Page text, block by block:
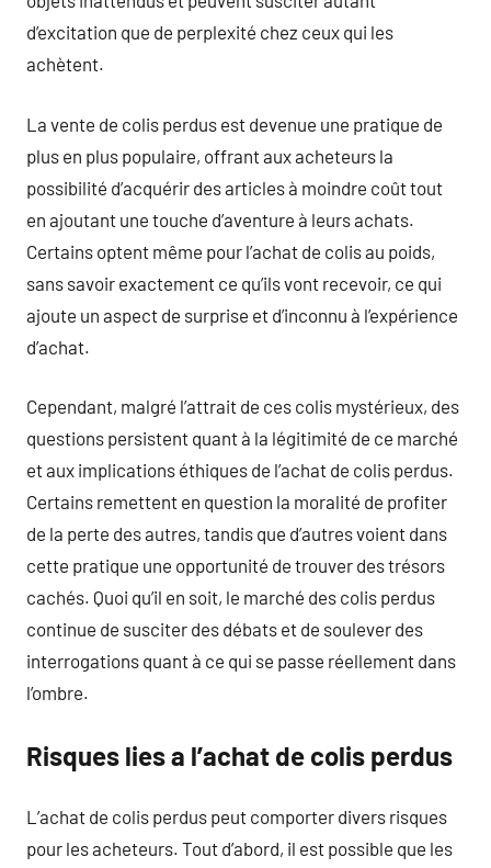
d’excitation que de perplexité chez ceux qui les
achètent.
La vente de colis perdus est devenue une pratique de
plus en plus populaire, offrant aux acheteurs la
possibilité d’acquérir des articles à moindre coût tout
en ajoutant une touche d’aventure à leurs achats.
Certains optent même pour l’achat de colis au poids,
sans savoir exactement ce qu’ils vont recevoir, ce qui
ajoute un aspect de surprise et d’inconnu à l’expérience
d’achat.
Cependant, malgré l’attrait de ces colis mystérieux, des
questions persistent quant à la légitimité de ce marché
et aux implications éthiques de l’achat de colis perdus.
Certains remettent en question la moralité de profiter
de la perte des autres, tandis que d’autres voient dans
cette pratique une opportunité de trouver des trésors
cachés. Quoi qu’il en soit, le marché des colis perdus
continue de susciter des débats et de soulever des
interrogations quant à ce qui se passe réellement dans
l’ombre.
Risques lies a l’achat de colis perdus
L’achat de colis perdus peut comporter divers risques
pour les acheteurs. Tout d’abord, il est possible que les